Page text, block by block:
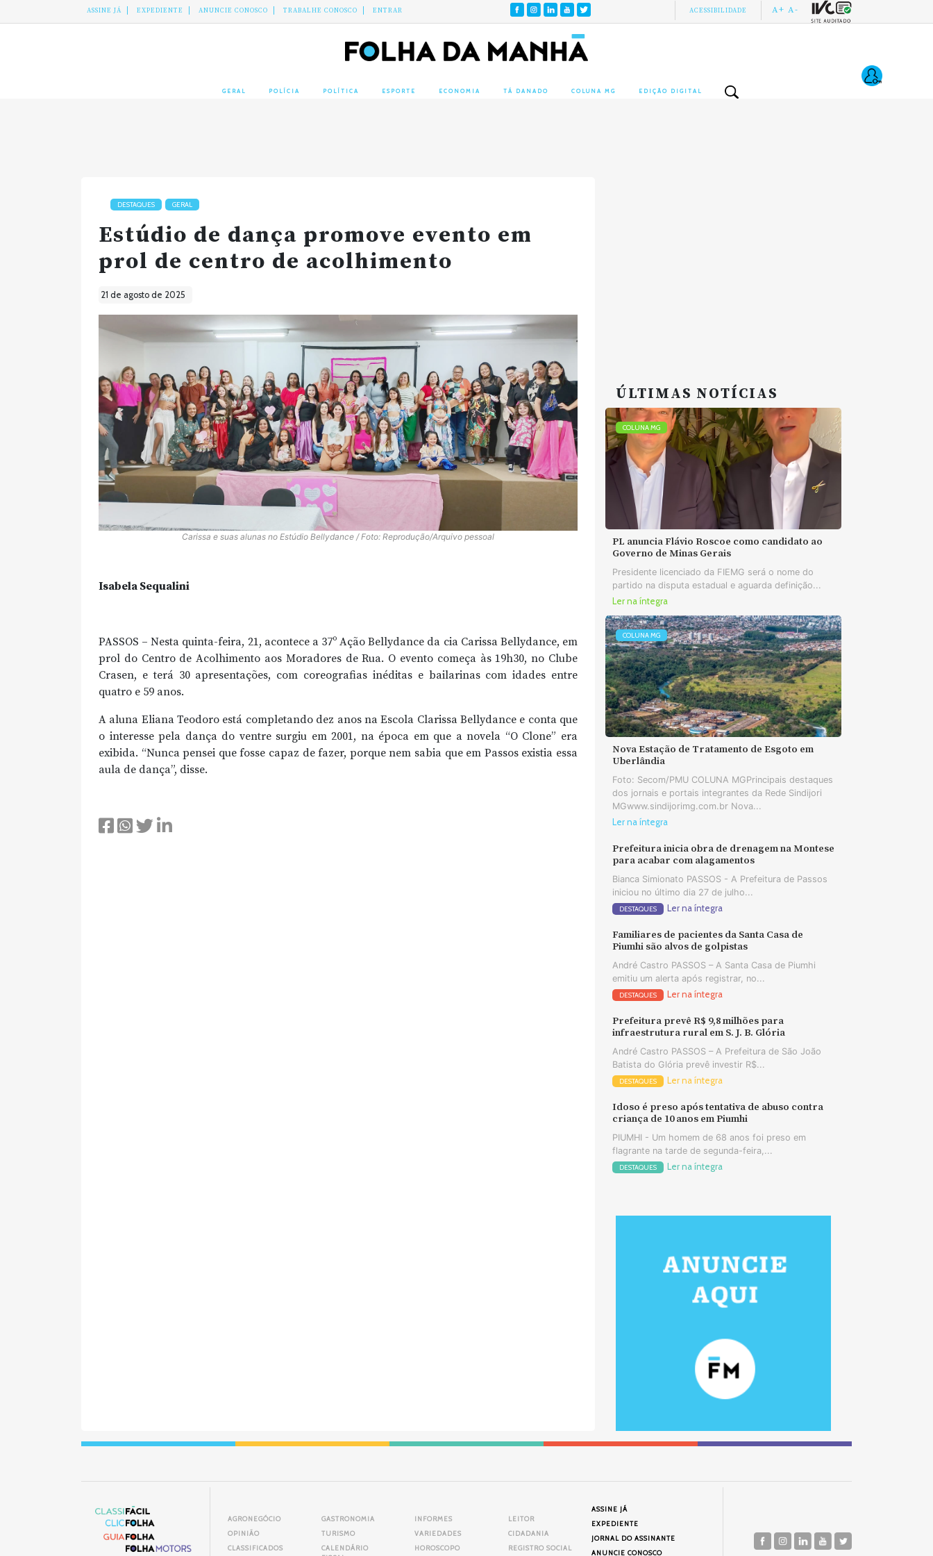
ASSINE JÁ EXPEDIENTE ANUNCIE CONOSCO TRABALHE CONOSCO ENTRAR ACESSIBILIDADE A+ A-
GERAL POLÍCIA POLÍTICA ESPORTE ECONOMIA TÁ DANADO COLUNA MG EDIÇÃO DIGITAL
DESTAQUES GERAL
Estúdio de dança promove evento em
prol de centro de acolhimento
21 de agosto de 2025
Carissa e suas alunas no Estúdio Bellydance / Foto: Reprodução/Arquivo pessoal
Isabela Sequalini
PASSOS – Nesta quinta-feira, 21, acontece a 37º Ação Bellydance da cia Carissa Bellydance, em
prol do Centro de Acolhimento aos Moradores de Rua. O evento começa às 19h30, no Clube
Crasen, e terá 30 apresentações, com coreografias inéditas e bailarinas com idades entre
quatro e 59 anos.
A aluna Eliana Teodoro está completando dez anos na Escola Clarissa Bellydance e conta que
o interesse pela dança do ventre surgiu em 2001, na época em que a novela “O Clone” era
exibida. “Nunca pensei que fosse capaz de fazer, porque nem sabia que em Passos existia essa
aula de dança”, disse.
ÚLTIMAS NOTÍCIAS
COLUNA MG
PL anuncia Flávio Roscoe como candidato ao
Governo de Minas Gerais
Presidente licenciado da FIEMG será o nome do
partido na disputa estadual e aguarda definição...
Ler na íntegra
COLUNA MG
Nova Estação de Tratamento de Esgoto em
Uberlândia
Foto: Secom/PMU COLUNA MGPrincipais destaques
dos jornais e portais integrantes da Rede Sindijori
MGwww.sindijorimg.com.br Nova...
Ler na íntegra
Prefeitura inicia obra de drenagem na Montese
para acabar com alagamentos
Bianca Simionato PASSOS - A Prefeitura de Passos
iniciou no último dia 27 de julho...
DESTAQUES Ler na íntegra
Familiares de pacientes da Santa Casa de
Piumhi são alvos de golpistas
André Castro PASSOS – A Santa Casa de Piumhi
emitiu um alerta após registrar, no...
DESTAQUES Ler na íntegra
Prefeitura prevê R$ 9,8 milhões para
infraestrutura rural em S. J. B. Glória
André Castro PASSOS – A Prefeitura de São João
Batista do Glória prevê investir R$...
DESTAQUES Ler na íntegra
Idoso é preso após tentativa de abuso contra
criança de 10 anos em Piumhi
PIUMHI - Um homem de 68 anos foi preso em
flagrante na tarde de segunda-feira,...
DESTAQUES Ler na íntegra
AGRONEGÓCIO GASTRONOMIA INFORMES
LEITOR
OPINIÃO
TURISMO VARIEDADES
CIDADANIA
CLASSIFICADOS
CALENDÁRIO
HOROSCOPO REGISTRO SOCIAL
ASSINE JÁ
EXPEDIENTE
JORNAL DO ASSINANTE
ANUNCIE CONOSCO